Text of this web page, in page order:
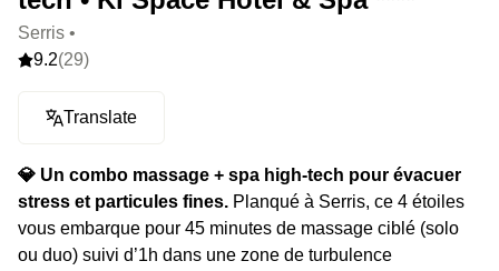
Serris •
9.2(29)
Translate
💎 Un combo massage + spa high-tech pour évacuer
stress et particules fines. Planqué à Serris, ce 4 étoiles
vous embarque pour 45 minutes de massage ciblé (solo
ou duo) suivi d’1h dans une zone de turbulence